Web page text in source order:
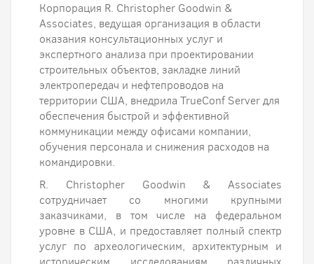
Корпорация R. Christopher Goodwin &
Associates, ведущая организация в области
оказания консультационных услуг и
экспертного анализа при проектировании
строительных объектов, закладке линий
электропередач и нефтепроводов на
территории США, внедрила TrueConf Server для
обеспечения быстрой и эффективной
коммуникации между офисами компании,
обучения персонала и снижения расходов на
командировки.
R. Christopher Goodwin & Associates
сотрудничает со многими крупными
заказчиками, в том числе на федеральном
уровне в США, и предоставляет полный спектр
услуг по археологическим, архитектурным и